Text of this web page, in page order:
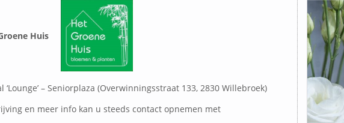
Huis
‘Lounge’ – Seniorplaza (Overwinningsstraat 133, 2830 Willebroek)
en meer info kan u steeds contact opnemen met